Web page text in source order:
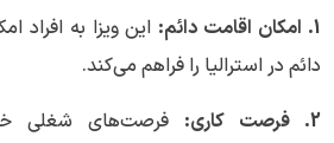
1. امکان اقامت دائم:
این ویزا به افراد
دائم در استرالیا را فراهم می‌کند.
2. فرصت کاری:
فرصت‌های شغلی